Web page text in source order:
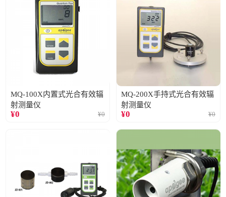
MQ-100X内置式光合有效辐
射测量仪
¥0 ¥0
MQ-200X手持式光合有效辐
射测量仪
¥0 ¥0